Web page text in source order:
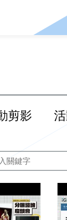
剪影